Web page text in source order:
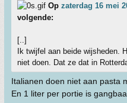
Op zaterdag 16 mei
volgende:
[..]
Ik twijfel aan beide wijsheden.
niet doen. Dat ze dat in
Italianen doen niet aan pasta
En 1 liter per portie is